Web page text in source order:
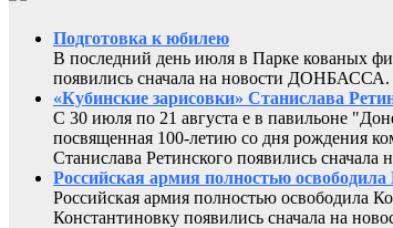
Подготовка к юбилею
В последний день июля в Парке кованых
появились сначала на новости ДОНБАССА.
«Кубинские зарисовки» Станислава
С 30 июля по 21 августа е в павильоне
посвященная 100-летию со дня рождения
Станислава Ретинского появились
Российская армия полностью
Российская армия полностью освободила
Константиновку появились сначала на